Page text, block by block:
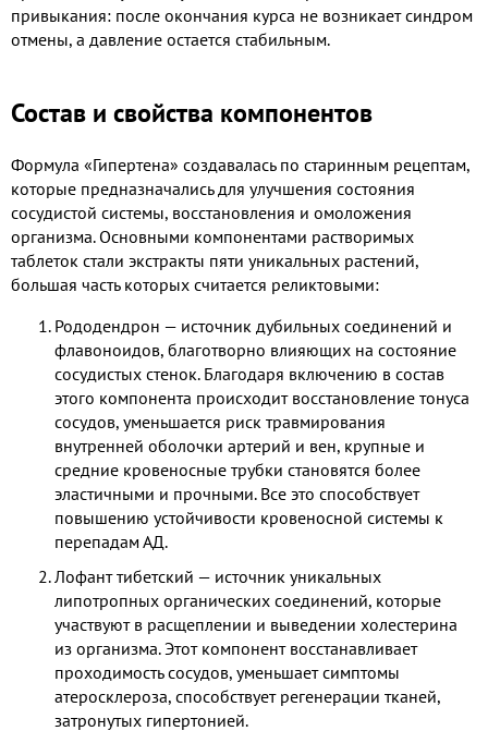
привыкания: после окончания курса не возникает синдром
отмены, а давление остается стабильным.
Состав и свойства компонентов
Формула «Гипертена» создавалась по старинным рецептам,
которые предназначались для улучшения состояния
сосудистой системы, восстановления и омоложения
организма. Основными компонентами растворимых
таблеток стали экстракты пяти уникальных растений,
большая часть которых считается реликтовыми:
Рододендрон — источник дубильных соединений и
флавоноидов, благотворно влияющих на состояние
сосудистых стенок. Благодаря включению в состав
этого компонента происходит восстановление тонуса
сосудов, уменьшается риск травмирования
внутренней оболочки артерий и вен, крупные и
средние кровеносные трубки становятся более
эластичными и прочными. Все это способствует
повышению устойчивости кровеносной системы к
перепадам АД.
Лофант тибетский — источник уникальных
липотропных органических соединений, которые
участвуют в расщеплении и выведении холестерина
из организма. Этот компонент восстанавливает
проходимость сосудов, уменьшает симптомы
атеросклероза, способствует регенерации тканей,
затронутых гипертонией.